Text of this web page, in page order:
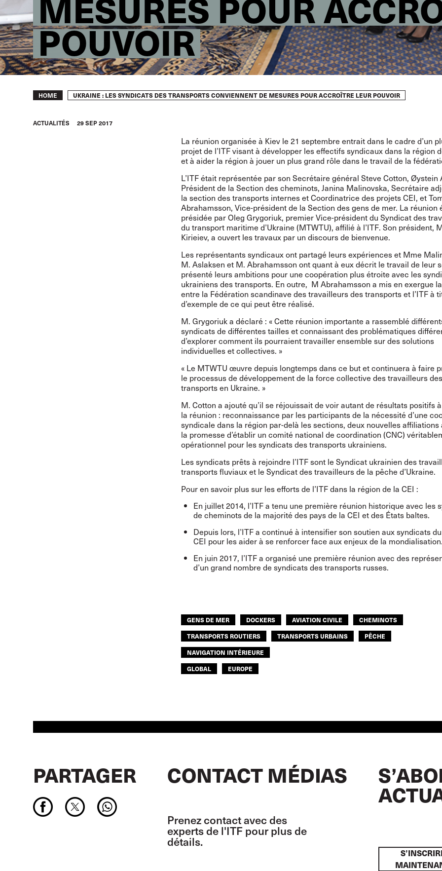
POUVOIR
Breadcrumb
HOME UKRAINE : LES SYNDICATS DES TRANSPORTS CONVIENNENT DE MESURES POUR ACCROÎTRE LEUR POUVOIR
ACTUALITÉS 29 SEP 2017
La réunion organisée à Kiev le 21 septembre entrait dans le cadre d’un
projet de l’ITF visant à développer les effectifs syndicaux dans la région
et à aider la région à jouer un plus grand rôle dans le travail de la
L’ITF était représentée par son Secrétaire général Steve Cotton, Øystein
Président de la Section des cheminots, Janina Malinovska, Secrétaire
la section des transports internes et Coordinatrice des projets CEI, et
Abrahamsson, Vice-président de la Section des gens de mer. La réunion
présidée par Oleg Grygoriuk, premier Vice-président du Syndicat des
du transport maritime d’Ukraine (MTWTU), affilié à l’ITF. Son président,
Kirieiev, a ouvert les travaux par un discours de bienvenue.
Les représentants syndicaux ont partagé leurs expériences et Mme
M. Aslaksen et M. Abrahamsson ont quant à eux décrit le travail de leur
présenté leurs ambitions pour une coopération plus étroite avec les
ukrainiens des transports. En outre, M Abrahamsson a mis en exergue
entre la Fédération scandinave des travailleurs des transports et l’ITF à
d’exemple de ce qui peut être réalisé.
M. Grygoriuk a déclaré : « Cette réunion importante a rassemblé
syndicats de différentes tailles et connaissant des problématiques
d’explorer comment ils pourraient travailler ensemble sur des solutions
individuelles et collectives. »
« Le MTWTU œuvre depuis longtemps dans ce but et continuera à faire
le processus de développement de la force collective des travailleurs des
transports en Ukraine. »
M. Cotton a ajouté qu’il se réjouissait de voir autant de résultats positifs
la réunion : reconnaissance par les participants de la nécessité d’une
syndicale dans la région par-delà les sections, deux nouvelles affiliations
la promesse d’établir un comité national de coordination (CNC)
opérationnel pour les syndicats des transports ukrainiens.
Les syndicats prêts à rejoindre l’ITF sont le Syndicat ukrainien des
transports fluviaux et le Syndicat des travailleurs de la pêche d’Ukraine.
Pour en savoir plus sur les efforts de l’ITF dans la région de la CEI :
En juillet 2014, l’ITF a tenu une première réunion historique avec les
de cheminots de la majorité des pays de la CEI et des États baltes.
Depuis lors, l’ITF a continué à intensifier son soutien aux syndicats
CEI pour les aider à se renforcer face aux enjeux de la
En juin 2017, l’ITF a organisé une première réunion avec des
d’un grand nombre de syndicats des transports russes.
GENS DE MER DOCKERS AVIATION CIVILE
CHEMINOTS
TRANSPORTS ROUTIERS
TRANSPORTS URBAINS
PÊCHE
NAVIGATION INTÉRIEURE
GLOBAL
EUROPE
PARTAGER CONTACT MÉDIAS
Prenez contact avec des
experts de l'ITF pour plus de
détails.